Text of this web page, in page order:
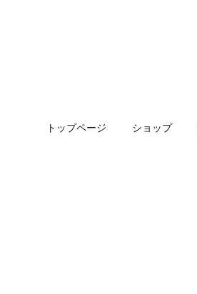
トップページ ショップ